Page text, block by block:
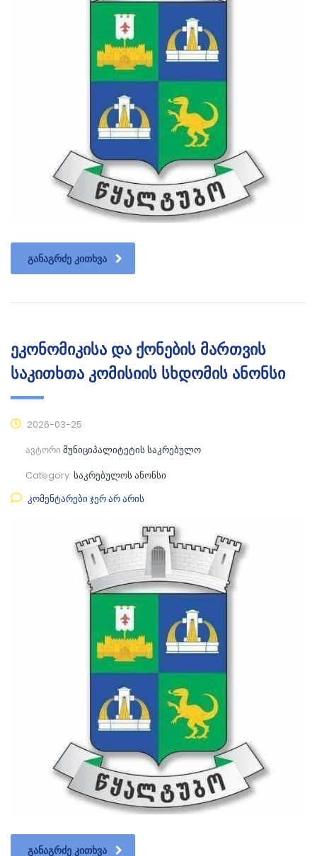
ᲒᲐᲜᲐᲒᲠᲫᲔ ᲙᲘᲗᲮᲕᲐ
ეკონომიკისა და ქონების მართვის
საკითხთა კომისიის სხდომის ანონსი
2026-03-25
ავტორი მუნიციპალიტეტის საკრებულო
Category: საკრებულოს ანონსი
კომენტარები ჯერ არ არის
ᲒᲐᲜᲐᲒᲠᲫᲔ ᲙᲘᲗᲮᲕᲐ